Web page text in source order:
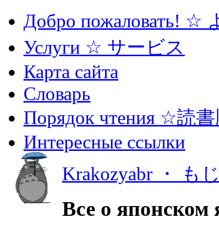
Добро пожаловать! ☆
Услуги ☆ サービス
Карта сайта
Словарь
Порядок чтения ☆読
Интересные ссылки
Krakozyabr ・ も
Все о японском